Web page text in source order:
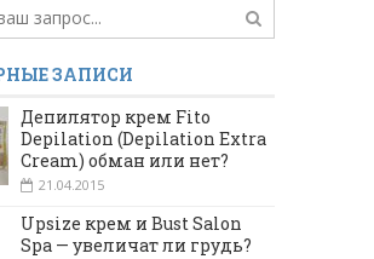
ЗАПИСИ
Депилятор крем Fito
Depilation (Depilation Extra
Cream) обман или нет?
21.04.2015
Upsize крем и Bust Salon
Spa — увеличат ли грудь?